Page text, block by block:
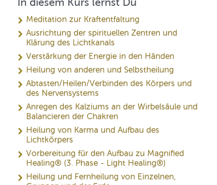
Meditation zur Kraftentfaltung
Ausrichtung der spirituellen Zentren und
Klärung des Lichtkanals
Verstärkung der Energie in den Händen
Heilung von anderen und Selbstheilung
Abtasten/Heilen/Verbinden des Körpers und
des Nervensystems
Anregen des Kalziums an der Wirbelsäule und
Balancieren der Chakren
Heilung von Karma und Aufbau des
Lichtkörpers
Vorbereitung für den Aufbau zu Magnified
Healing® (3. Phase - Light Healing®)
Heilung und Fernheilung von Einzelnen,